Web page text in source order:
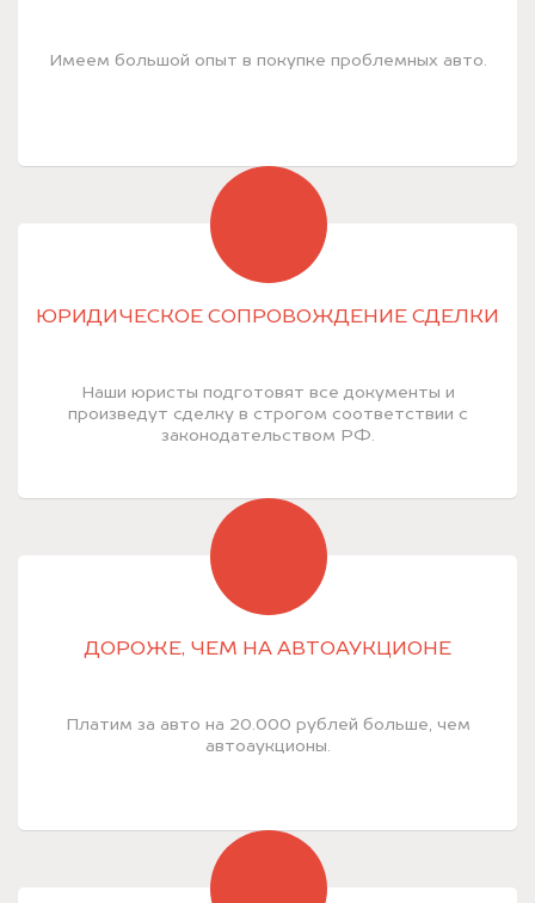
Имеем большой опыт в покупке проблемных авто.
ЮРИДИЧЕСКОЕ СОПРОВОЖДЕНИЕ СДЕЛКИ
Наши юристы подготовят все документы и
произведут сделку в строгом соответствии с
законодательством РФ.
ДОРОЖЕ, ЧЕМ НА АВТОАУКЦИОНЕ
Платим за авто на 20.000 рублей больше, чем
автоаукционы.